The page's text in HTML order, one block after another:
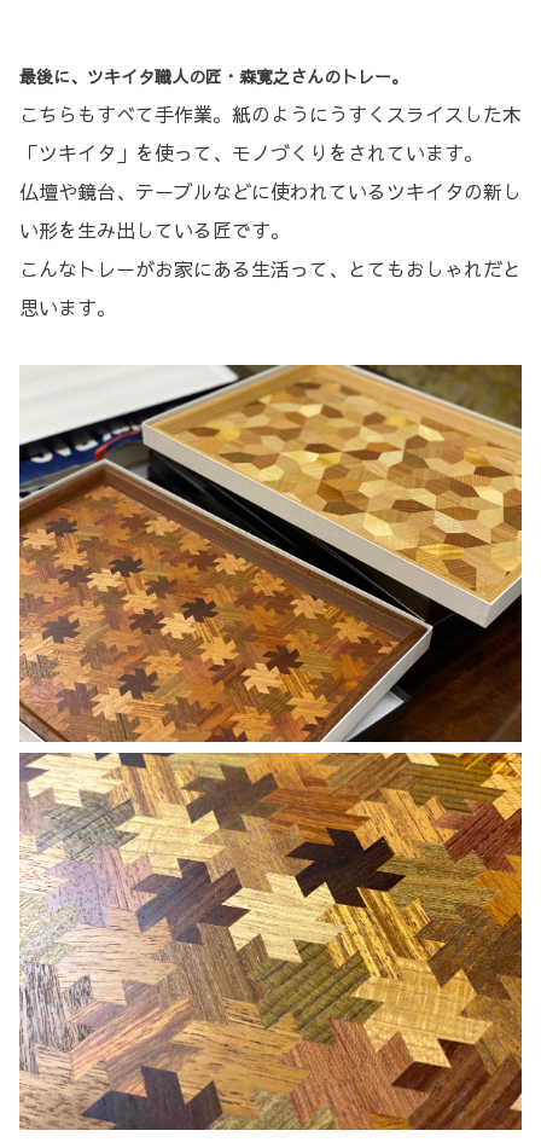
最後に、ツキイタ職人の匠・森寛之さんのトレー。
こちらもすべて手作業。紙のようにうすくスライスした木
「ツキイタ」を使って、モノづくりをされています。
仏壇や鏡台、テーブルなどに使われているツキイタの新し
い形を生み出している匠です。
こんなトレーがお家にある生活って、とてもおしゃれだと
思います。